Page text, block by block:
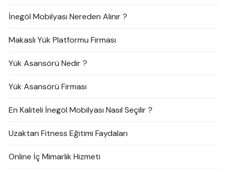
İnegöl Mobilyası Nereden Alınır ?
Makaslı Yük Platformu Firması
Yük Asansörü Nedir ?
Yük Asansörü Firması
En Kaliteli İnegöl Mobilyası Nasıl Seçilir ?
Uzaktan Fitness Eğitimi Faydaları
Online İç Mimarlık Hizmeti